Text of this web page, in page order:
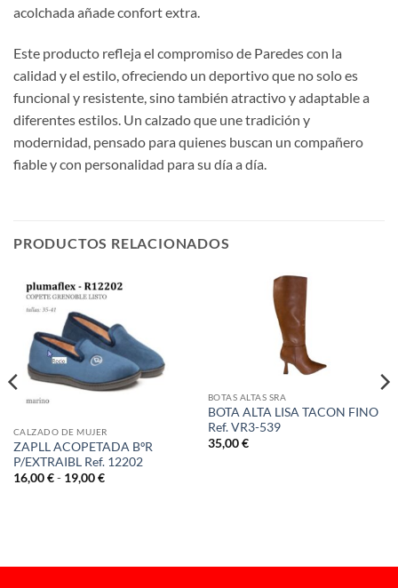
acolchada añade confort extra.
Este producto refleja el compromiso de Paredes con la
calidad y el estilo, ofreciendo un deportivo que no solo es
funcional y resistente, sino también atractivo y adaptable a
diferentes estilos. Un calzado que une tradición y
modernidad, pensado para quienes buscan un compañero
fiable y con personalidad para su día a día.
PRODUCTOS RELACIONADOS
CALZADO DE MUJER
ZAPLL ACOPETADA BºR
P/EXTRAIBL Ref. 12202
16,00€ - 19,00€Rango
BOTAS ALTAS SRA
BOTA ALTA LISA TACON FINO
Ref. VR3-539
35,00€